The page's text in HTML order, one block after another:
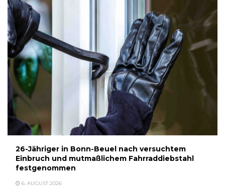
26-Jähriger in Bonn-Beuel nach versuchtem
Einbruch und mutmaßlichem Fahrraddiebstahl
festgenommen
6. AUGUST 2026